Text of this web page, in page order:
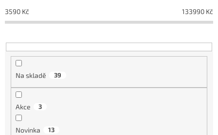
p
r
u
3590 Kč 133990 Kč
Na skladě 39
Akce 3
Novinka 13